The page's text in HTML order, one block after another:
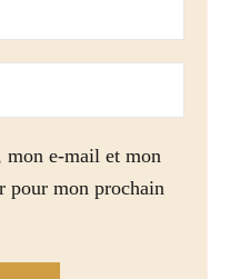
mon e-mail et mon
pour mon prochain